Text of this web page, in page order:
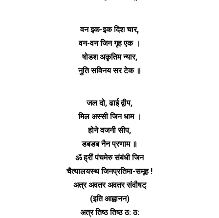
वन इक-इक दिश चार,
वन-वन जिन गृह एक ।
षोडश अकृतिम न्यार,
नुति सविनय सर टेक ॥
जल दो, ढाई द्वीप,
मिल अस्सी जिन धाम ।
होने वजनी सीप,
डबडब नैन प्रणाम ॥
ॐ ह्रीं पंचमेरु संबंधी जिन
चैत्यालयस्थ जिनप्रतिमा-समूह !
अत्र अवतर अवतर संवौषट्
(इति आह्वानन)
अत्र तिष्ठ तिष्ठ ठ: ठ: